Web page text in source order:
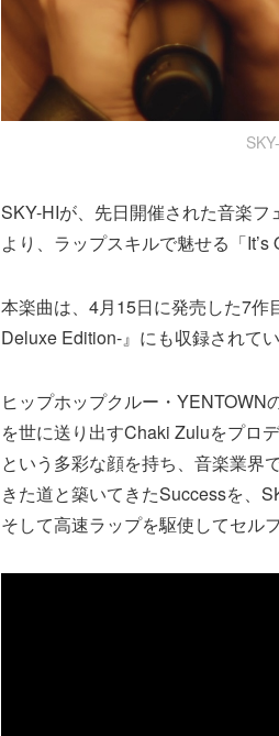
SKY-HIが、先日開催された音楽
より、ラップスキルで魅せる「
本楽曲は、4月15日に発売した7
Deluxe Edition-』にも収録されてい
ヒップホップクルー・YENTOWN
を世に送り出すChaki Zuluをプロ
という多彩な顔を持ち、音楽業界
きた道と築いてきたSuccessを、
そして高速ラップを駆使してセル